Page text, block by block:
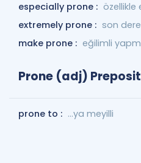
especially prone : özellikle
extremely prone : son
make prone : eğilimli
Prone (adj)
prone to : …ya meyilli